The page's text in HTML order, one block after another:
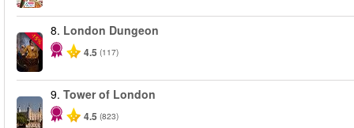
-15%
8. London Dungeon
4.5 (117)
9. Tower of London
4.5 (823)